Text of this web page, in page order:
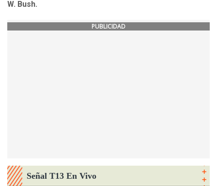
W. Bush.
PUBLICIDAD
Señal T13 En Vivo